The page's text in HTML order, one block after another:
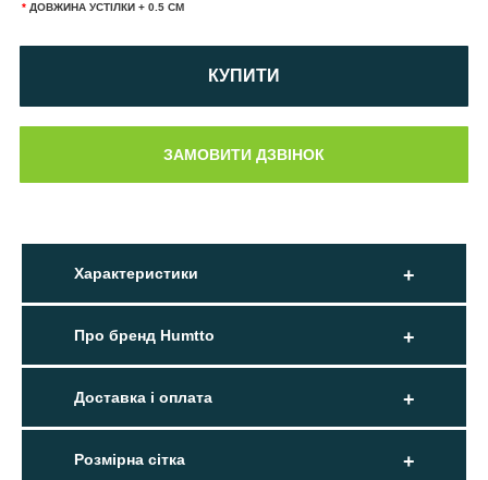
* ДОВЖИНА УСТІЛКИ + 0.5 СМ
КУПИТИ
Характеристики
Про бренд Humtto
Доставка і оплата
Розмірна сітка